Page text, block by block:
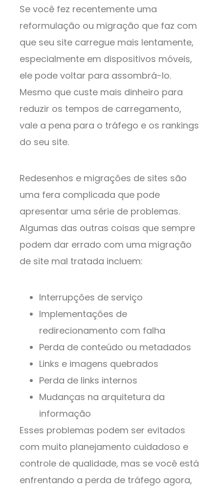
Se você fez recentemente uma
reformulação ou migração que faz com
que seu site carregue mais lentamente,
especialmente em dispositivos móveis,
ele pode voltar para assombrá-lo.
Mesmo que custe mais dinheiro para
reduzir os tempos de carregamento,
vale a pena para o tráfego e os rankings
do seu site.
Redesenhos e migrações de sites são
uma fera complicada que pode
apresentar uma série de problemas.
Algumas das outras coisas que sempre
podem dar errado com uma migração
de site mal tratada incluem:
Interrupções de serviço
Implementações de
redirecionamento com falha
Perda de conteúdo ou metadados
Links e imagens quebrados
Perda de links internos
Mudanças na arquitetura da
informação
Esses problemas podem ser evitados
com muito planejamento cuidadoso e
controle de qualidade, mas se você está
enfrentando a perda de tráfego agora,